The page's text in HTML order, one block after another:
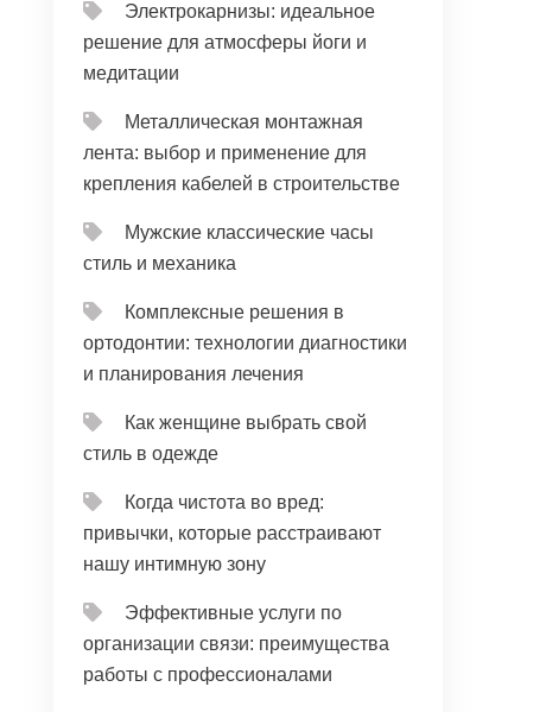
Электрокарнизы: идеальное
решение для атмосферы йоги и
медитации
Металлическая монтажная
лента: выбор и применение для
крепления кабелей в строительстве
Мужские классические часы
стиль и механика
Комплексные решения в
ортодонтии: технологии диагностики
и планирования лечения
Как женщине выбрать свой
стиль в одежде
Когда чистота во вред:
привычки, которые расстраивают
нашу интимную зону
Эффективные услуги по
организации связи: преимущества
работы с профессионалами